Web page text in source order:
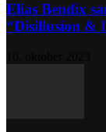
Elias Bendix
“Disillusion &